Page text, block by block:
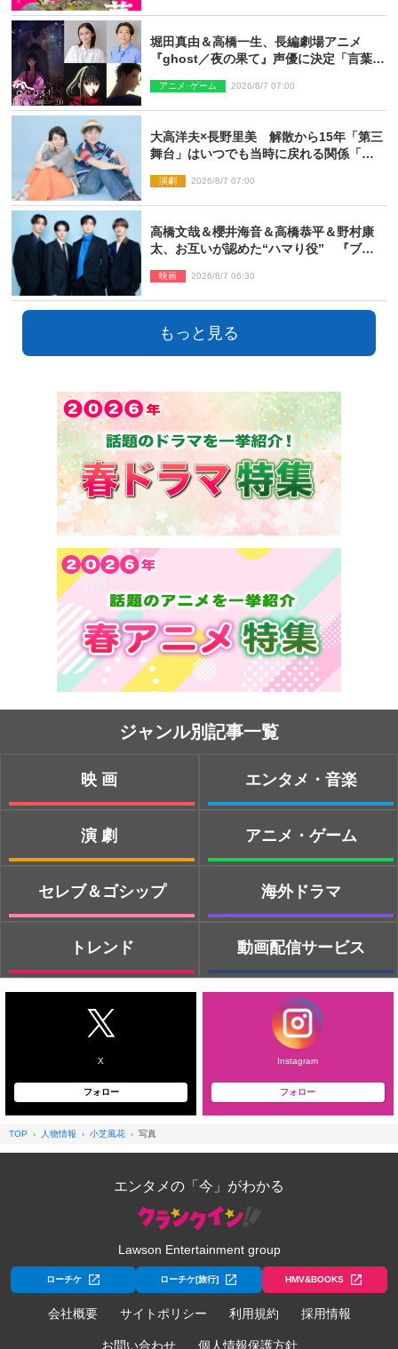
堀田真由＆高橋一生、長編劇場アニメ
『ghost／夜の果て』声優に決定「言葉に
た」
アニメ･ゲーム 2026/8/7 07:00
大高洋夫×長野里美 解散から15年「第三
舞台」はいつでも当時に戻れる関係「や
演劇 2026/8/7 07:00
高橋文哉＆櫻井海音＆高橋恭平＆野村康
太、お互いが認めた“ハマり役” 『ブル
映画 2026/8/7 06:30
もっと見る
ジャンル別記事一覧
映画
演劇
セレブ＆ゴシップ
トレンド
エンタメ・音楽
アニメ・ゲーム
海外ドラマ
動画配信サービス
X
フォロー
Instagram
フォロー
TOP 人物情報 小芝風花 写真
エンタメの「今」がわかる
Lawson Entertainment group
ローチケ ローチケ[旅行] HMV&BOOKS
会社概要 サイトポリシー 利用規約 採用情報
お問い合わせ 個人情報保護方針